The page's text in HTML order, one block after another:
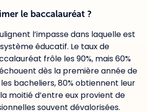
le baccalauréat ?
l’impasse dans laquelle est
éducatif. Le taux de
frôle les 90%, mais 60%
dès la première année de
bacheliers, 80% obtiennent leur
moitié d’entre eux provient de
souvent dévalorisées.